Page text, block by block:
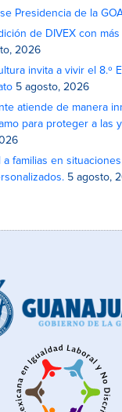
Presidencia de la
de DIVEX con
2026
invita a vivir el 8.º
5 agosto, 2026
atiende de manera
para proteger a las
a familias en
5 agosto,